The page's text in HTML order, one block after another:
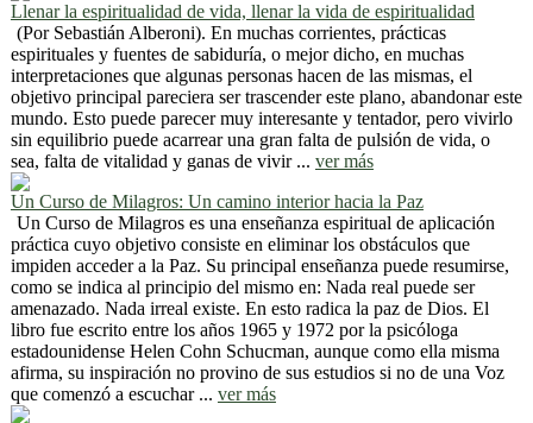
Llenar la espiritualidad de vida, llenar la vida de espiritualidad
(Por Sebastián Alberoni). En muchas corrientes, prácticas
espirituales y fuentes de sabiduría, o mejor dicho, en muchas
interpretaciones que algunas personas hacen de las mismas, el
objetivo principal pareciera ser trascender este plano, abandonar este
mundo. Esto puede parecer muy interesante y tentador, pero vivirlo
sin equilibrio puede acarrear una gran falta de pulsión de vida, o
sea, falta de vitalidad y ganas de vivir ... ver más
Un Curso de Milagros: Un camino interior hacia la Paz
Un Curso de Milagros es una enseñanza espiritual de aplicación
práctica cuyo objetivo consiste en eliminar los obstáculos que
impiden acceder a la Paz. Su principal enseñanza puede resumirse,
como se indica al principio del mismo en: Nada real puede ser
amenazado. Nada irreal existe. En esto radica la paz de Dios. El
libro fue escrito entre los años 1965 y 1972 por la psicóloga
estadounidense Helen Cohn Schucman, aunque como ella misma
afirma, su inspiración no provino de sus estudios si no de una Voz
que comenzó a escuchar ... ver más